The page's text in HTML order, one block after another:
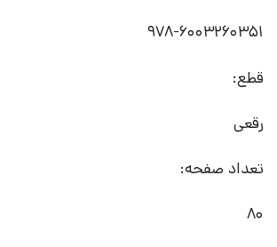
978-6003260351
قطع:
رقعی
تعداد صفحه:
80